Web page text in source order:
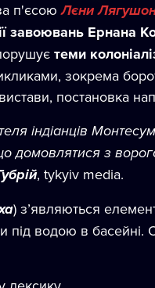
п'єсоюЛєни
завоювань Ернана
теми
зокрема
постановка
індіанців
домовлятися з
, tykyiv media.
) з’являються
під водою в